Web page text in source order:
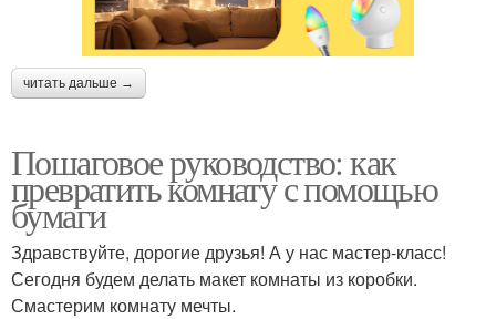
читать дальше →
Пошаговое руководство: как
превратить комнату с помощью
бумаги
Здравствуйте, дорогие друзья! А у нас мастер-класс!
Сегодня будем делать макет комнаты из коробки.
Смастерим комнату мечты.